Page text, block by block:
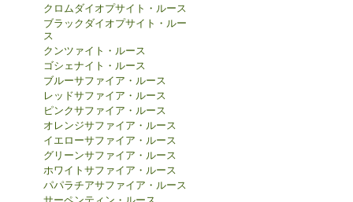
クロムダイオプサイト・ルース
ブラックダイオプサイト・ルー
ス
クンツァイト・ルース
ゴシェナイト・ルース
ブルーサファイア・ルース
レッドサファイア・ルース
ピンクサファイア・ルース
オレンジサファイア・ルース
イエローサファイア・ルース
グリーンサファイア・ルース
ホワイトサファイア・ルース
パパラチアサファイア・ルース